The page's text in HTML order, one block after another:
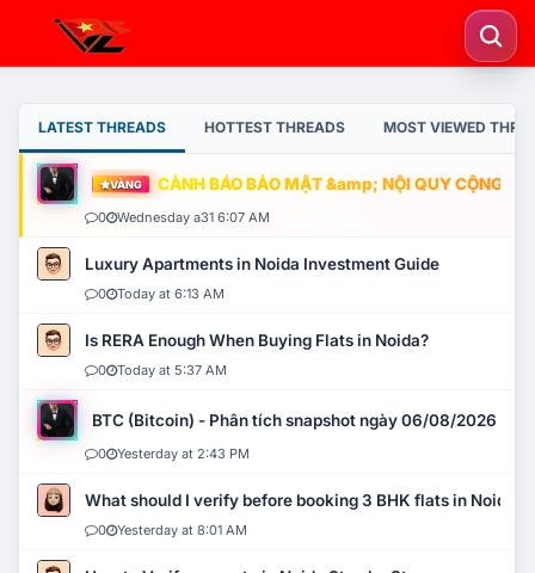
LATEST THREADS HOTTEST THREADS MOST VIEWED
VÀNG CẢNH BÁO BẢO MẬT &amp; NỘI QUY CỘNG
0 Wednesday a31 6:07 AM
Luxury Apartments in Noida Investment Guide
0 Today at 6:13 AM
Is RERA Enough When Buying Flats in Noida?
0 Today at 5:37 AM
BTC (Bitcoin) - Phân tích snapshot ngày 06/08/2026
0 Yesterday at 2:43 PM
What should I verify before booking 3 BHK flats in Noida?
0 Yesterday at 8:01 AM